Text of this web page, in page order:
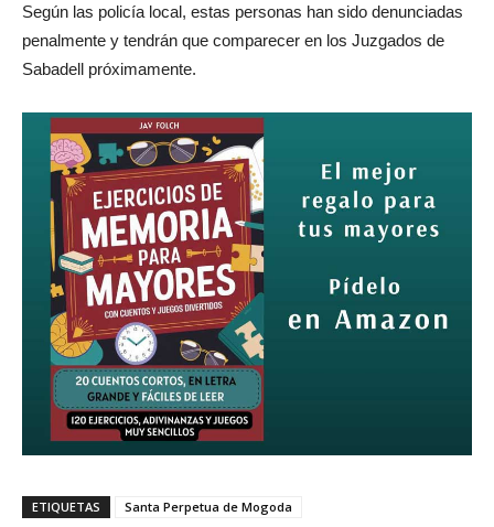
Según las policía local, estas personas han sido denunciadas
penalmente y tendrán que comparecer en los Juzgados de
Sabadell próximamente.
ETIQUETAS Santa Perpetua de Mogoda